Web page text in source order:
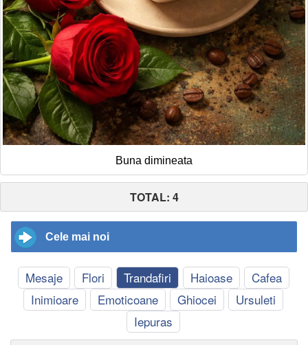
Buna dimineata
TOTAL: 4
Cele mai noi
Mesaje Flori Trandafiri Haioase
Cafea
Inimioare
Emoticoane Ghiocei
Ursuleti
Iepuras